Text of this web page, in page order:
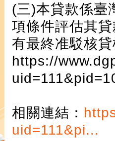
(三)本貸款係臺
項條件評估其
有最終准駁核
https://
相關連結：
uid=111&pi...